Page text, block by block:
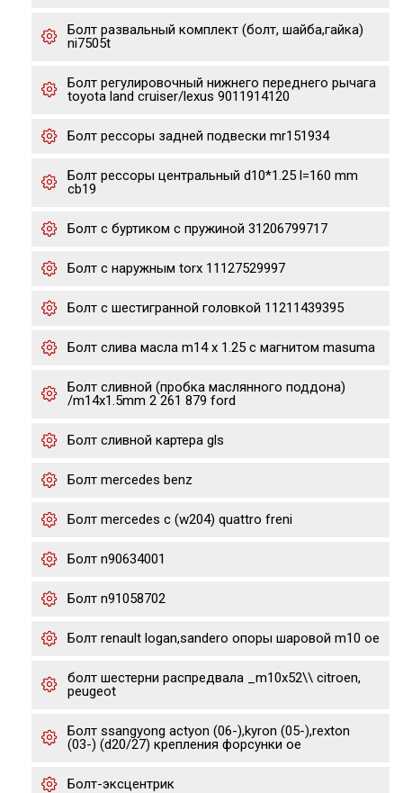
Болт развальный комплект (болт, шайба,гайка)
ni7505t
Болт регулировочный нижнего переднего рычага
toyota land cruiser/lexus 9011914120
Болт рессоры задней подвески mr151934
Болт рессоры центральный d10*1.25 l=160 mm
cb19
Болт с буртиком с пружиной 31206799717
Болт с наружным torx 11127529997
Болт с шестигранной головкой 11211439395
Болт слива масла m14 x 1.25 с магнитом masuma
Болт сливной (пробка маслянного поддона)
/m14x1.5mm 2 261 879 ford
Болт сливной картера gls
Болт mercedes benz
Болт mercedes c (w204) quattro freni
Болт n90634001
Болт n91058702
Болт renault logan,sandero опоры шаровой m10 oe
болт шестерни распредвала _m10x52\\ citroen,
peugeot
Болт ssangyong actyon (06-),kyron (05-),rexton
(03-) (d20/27) крепления форсунки oe
Болт-эксцентрик